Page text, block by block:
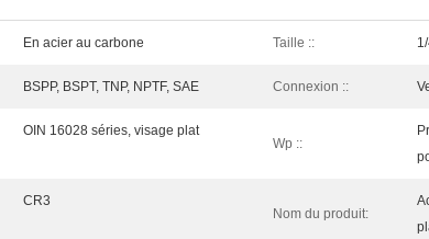
En acier au carbone Taille ::
BSPP, BSPT, TNP, NPTF, SAE Connexion ::
OIN 16028 séries, visage plat
Wp ::
CR3
Nom du produit: